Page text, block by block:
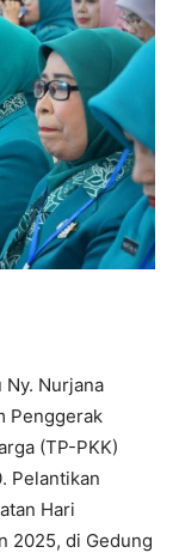
Ny. Nurjana
Penggerak
(TP-PKK)
Pelantikan
Hari
2025, di Gedung